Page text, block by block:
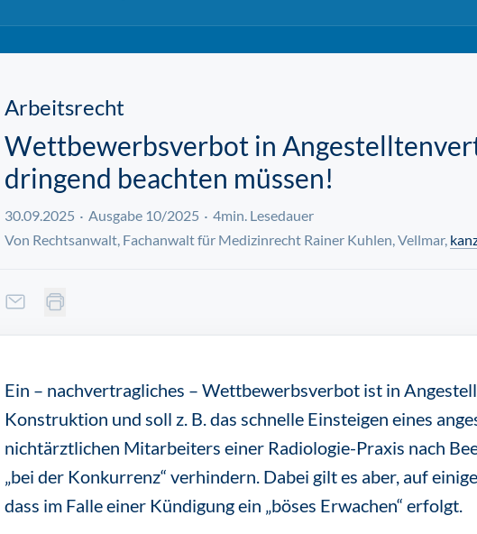
Arbeitsrecht
Wettbewerbsverbot in
dringend beachten müssen!
30.09.2025 Ausgabe 10/2025
4min. Lesedauer
Von Rechtsanwalt, Fachanwalt für Medizinrecht Rainer Kuhlen, Vellmar,
Ein – nachvertragliches – Wettbewerbsverbot ist in
Konstruktion und soll z. B. das schnelle Einsteigen eines
nichtärztlichen Mitarbeiters einer Radiologie-Praxis nach
„bei der Konkurrenz“ verhindern. Dabei gilt es aber, auf
dass im Falle einer Kündigung ein „böses Erwachen“ erfolgt.